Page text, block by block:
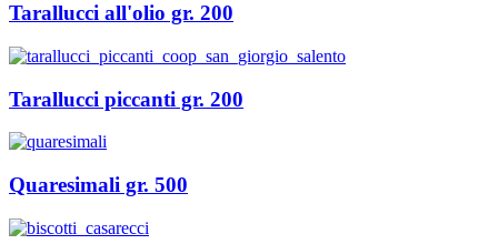
Tarallucci all'olio gr. 200
Tarallucci piccanti gr. 200
Quaresimali gr. 500